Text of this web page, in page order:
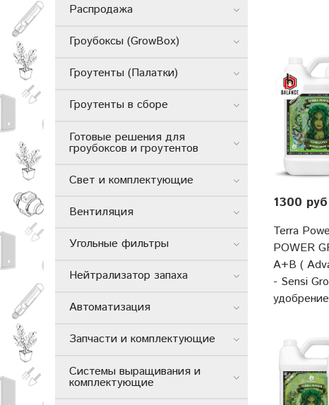
1300 руб
Terra
POWER
A+B (
- Sensi
удобрение
Распродажа
Гроубоксы (GrowBox)
Гроутенты (Палатки)
Гроутенты в сборе
Готовые решения для
гроубоксов и гроутентов
Свет и комплектующие
Вентиляция
Угольные фильтры
Нейтрализатор запаха
Автоматизация
Запчасти и комплектующие
Системы выращивания и
комплектующие